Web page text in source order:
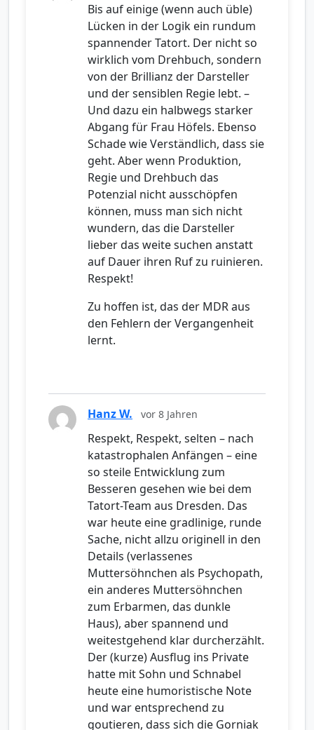
Bis auf einige (wenn auch üble)
Lücken in der Logik ein rundum
spannender Tatort. Der nicht so
wirklich vom Drehbuch, sondern
von der Brillianz der Darsteller
und der sensiblen Regie lebt. –
Und dazu ein halbwegs starker
Abgang für Frau Höfels. Ebenso
Schade wie Verständlich, dass sie
geht. Aber wenn Produktion,
Regie und Drehbuch das
Potenzial nicht ausschöpfen
können, muss man sich nicht
wundern, das die Darsteller
lieber das weite suchen anstatt
auf Dauer ihren Ruf zu ruinieren.
Respekt!
Zu hoffen ist, das der MDR aus
den Fehlern der Vergangenheit
lernt.
Hanz W. vor 8 Jahren
Respekt, Respekt, selten – nach
katastrophalen Anfängen – eine
so steile Entwicklung zum
Besseren gesehen wie bei dem
Tatort-Team aus Dresden. Das
war heute eine gradlinige, runde
Sache, nicht allzu originell in den
Details (verlassenes
Muttersöhnchen als Psychopath,
ein anderes Muttersöhnchen
zum Erbarmen, das dunkle
Haus), aber spannend und
weitestgehend klar durcherzählt.
Der (kurze) Ausflug ins Private
hatte mit Sohn und Schnabel
heute eine humoristische Note
und war entsprechend zu
goutieren, dass sich die Gorniak